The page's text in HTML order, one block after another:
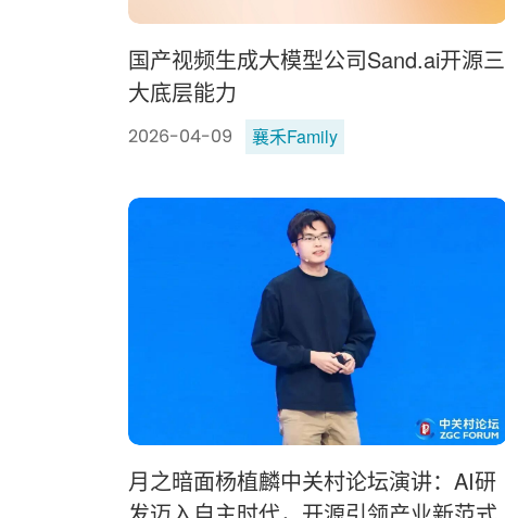
国产视频生成大模型公司Sand.ai开源三
大底层能力
2026-04-09 襄禾Family
月之暗面杨植麟中关村论坛演讲：AI研